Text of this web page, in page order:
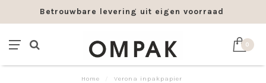
Betrouwbare levering uit eigen voorraad
0
Home Verona inpakpapier